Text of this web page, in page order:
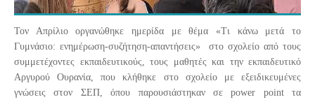
Τον Απρίλιο οργανώθηκε ημερίδα με θέμα «Τι κάνω μετά το
Γυμνάσιο: ενημέρωση-συζήτηση-απαντήσεις» στο σχολείο από τους
συμμετέχοντες εκπαιδευτικούς, τους μαθητές και την εκπαιδευτικό
Αργυρού Ουρανία, που κλήθηκε στο σχολείο με εξειδικευμένες
γνώσεις στον ΣΕΠ, όπου παρουσιάστηκαν σε power point τα